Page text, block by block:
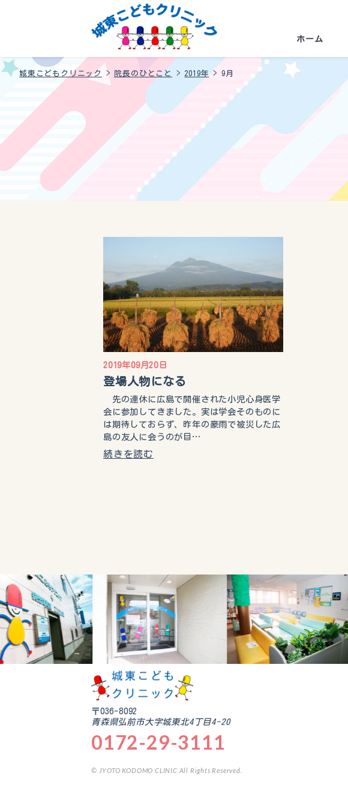
ホーム
城東こどもクリニック > 院長のひとこと > 2019年> 9月
2019年09月20日
登場人物になる
先の連休に広島で開催された小児心身医学
会に参加してきました。実は学会そのものに
は期待しておらず、昨年の豪雨で被災した広
島の友人に会うのが目…
続きを読む
〒036-8092
青森県弘前市大字城東北4丁目4-20
0172-29-3111
© JYOTO KODOMO CLINIC All Rights Reserved.